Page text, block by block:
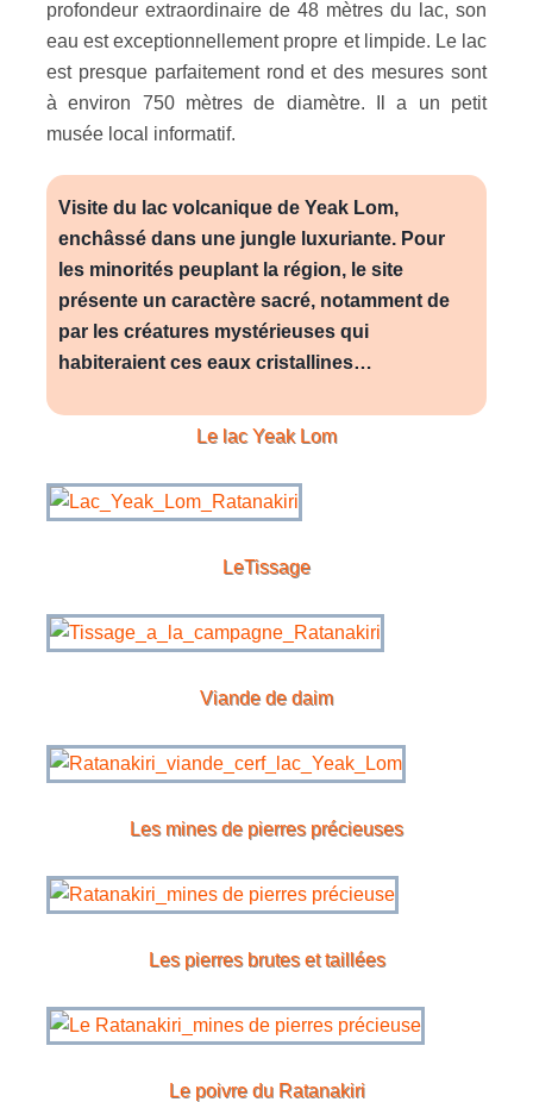
profondeur extraordinaire de 48 mètres du lac, son
eau est exceptionnellement propre et limpide. Le lac
est presque parfaitement rond et des mesures sont
à environ 750 mètres de diamètre. Il a un petit
musée local informatif.
Visite du lac volcanique de Yeak Lom,
enchâssé dans une jungle luxuriante. Pour
les minorités peuplant la région, le site
présente un caractère sacré, notamment de
par les créatures mystérieuses qui
habiteraient ces eaux cristallines…
Le lacYeak Lom
LeTissage
Viande de daim
Les mines de pierres précieuses
Les pierres brutes et taillées
Le poivre du Ratanakiri